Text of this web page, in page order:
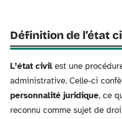
Définition de l’état
L’état civilest une
administrative. Celle-ci
personnalité juridique, ce
reconnu comme sujet de